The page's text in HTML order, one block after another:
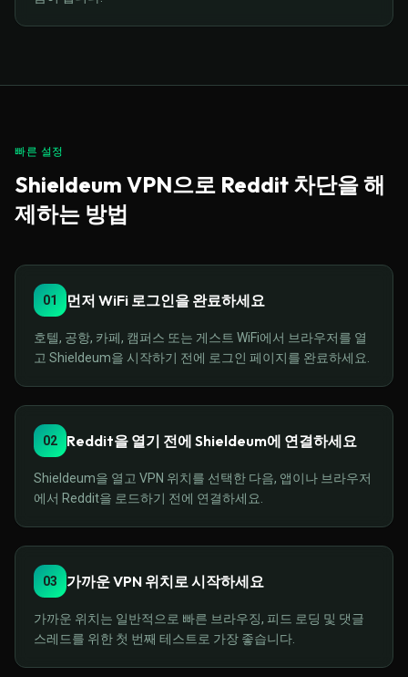
빠른 설정
Shieldeum VPN으로 Reddit 차단을 해
제하는 방법
01 먼저 WiFi 로그인을 완료하세요
호텔, 공항, 카페, 캠퍼스 또는 게스트 WiFi에서 브라우저를 열
고 Shieldeum을 시작하기 전에 로그인 페이지를 완료하세요.
02 Reddit을 열기 전에 Shieldeum에 연결하세요
Shieldeum을 열고 VPN 위치를 선택한 다음, 앱이나 브라우저
에서 Reddit을 로드하기 전에 연결하세요.
03 가까운 VPN 위치로 시작하세요
가까운 위치는 일반적으로 빠른 브라우징, 피드 로딩 및 댓글
스레드를 위한 첫 번째 테스트로 가장 좋습니다.